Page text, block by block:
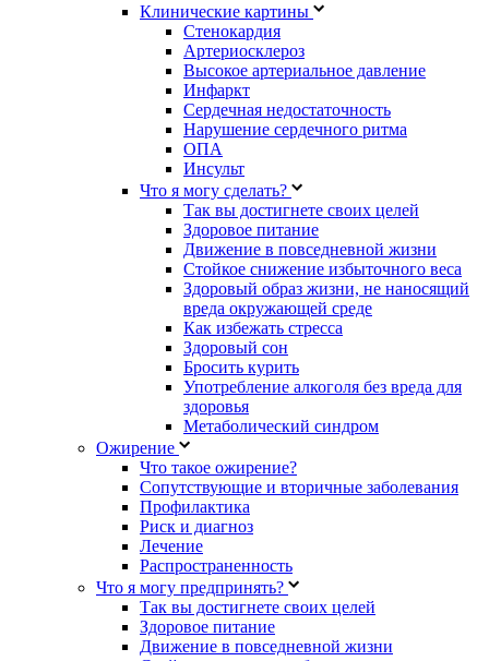
Клинические картины
Стенокардия
Артериосклероз
Высокое артериальное давление
Инфаркт
Сердечная недостаточность
Нарушение сердечного ритма
ОПА
Инсульт
Что я могу сделать?
Так вы достигнете своих целей
Здоровое питание
Движение в повседневной жизни
Стойкое снижение избыточного веса
Здоровый образ жизни, не наносящий
вреда окружающей среде
Как избежать стресса
Здоровый сон
Бросить курить
Употребление алкоголя без вреда для
здоровья
Метаболический синдром
Ожирение
Что такое ожирение?
Сопутствующие и вторичные заболевания
Профилактика
Риск и диагноз
Лечение
Распространенность
Что я могу предпринять?
Так вы достигнете своих целей
Здоровое питание
Движение в повседневной жизни